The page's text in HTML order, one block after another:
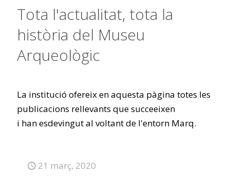
Tota l'actualitat, tota la
història del Museu
Arqueològic
La institució ofereix en aquesta pàgina totes les
publicacions rellevants que succeeixen
i han esdevingut al voltant de l'entorn Marq.
21 març, 2020